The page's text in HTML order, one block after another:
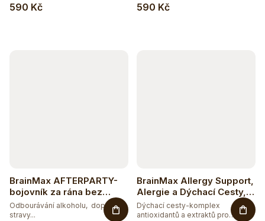
590 Kč 590 Kč
Těžko po jídle?
BrainMax AFTERPARTY-
bojovník za rána bez
těžkých kocovin - 80
vegan kapslí
Odbourávání alkoholu, doplněk
stravy...
BrainMax Allergy Support,
Alergie a Dýchací Cesty,
90 rostlinných kapslí
Dýchací cesty-komplex
antioxidantů a extraktů pro